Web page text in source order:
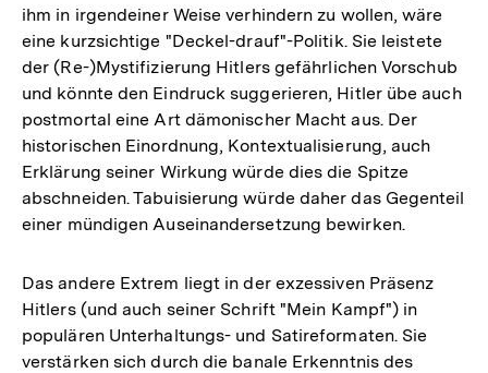
ihm in irgendeiner Weise verhindern zu wollen, wäre
eine kurzsichtige "Deckel-drauf"-Politik. Sie leistete
der (Re-)Mystifizierung Hitlers gefährlichen Vorschub
und könnte den Eindruck suggerieren, Hitler übe auch
postmortal eine Art dämonischer Macht aus. Der
historischen Einordnung, Kontextualisierung, auch
Erklärung seiner Wirkung würde dies die Spitze
abschneiden. Tabuisierung würde daher das Gegenteil
einer mündigen Auseinandersetzung bewirken.
Das andere Extrem liegt in der exzessiven Präsenz
Hitlers (und auch seiner Schrift "Mein Kampf") in
populären Unterhaltungs- und Satireformaten. Sie
verstärken sich durch die banale Erkenntnis des